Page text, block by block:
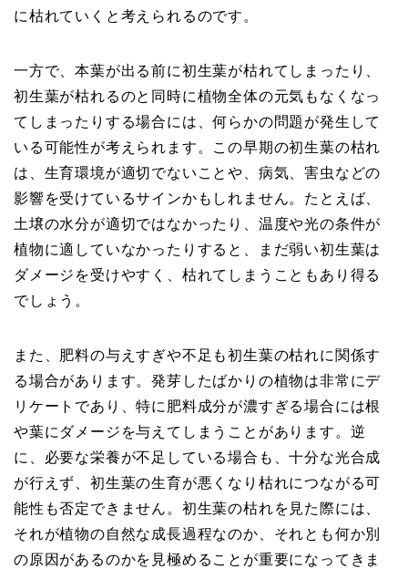
に枯れていくと考えられるのです。
一方で、本葉が出る前に初生葉が枯れてしまったり、
初生葉が枯れるのと同時に植物全体の元気もなくなっ
てしまったりする場合には、何らかの問題が発生して
いる可能性が考えられます。この早期の初生葉の枯れ
は、生育環境が適切でないことや、病気、害虫などの
影響を受けているサインかもしれません。たとえば、
土壌の水分が適切ではなかったり、温度や光の条件が
植物に適していなかったりすると、まだ弱い初生葉は
ダメージを受けやすく、枯れてしまうこともあり得る
でしょう。
また、肥料の与えすぎや不足も初生葉の枯れに関係す
る場合があります。発芽したばかりの植物は非常にデ
リケートであり、特に肥料成分が濃すぎる場合には根
や葉にダメージを与えてしまうことがあります。逆
に、必要な栄養が不足している場合も、十分な光合成
が行えず、初生葉の生育が悪くなり枯れにつながる可
能性も否定できません。初生葉の枯れを見た際には、
それが植物の自然な成長過程なのか、それとも何か別
の原因があるのかを見極めることが重要になってきま